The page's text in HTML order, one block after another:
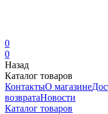
0
0
Назад
Каталог товаров
КонтактыО магазине
возвратаНовости
Каталог товаров